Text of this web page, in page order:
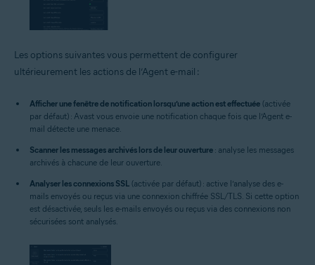
Les options suivantes vous permettent de configurer
ultérieurement les actions de l’Agent e-mail :
Afficher une fenêtre de notification lorsqu’une action est effectuée (activée
par défaut) : Avast vous envoie une notification chaque fois que l’Agent e-
mail détecte une menace.
Scanner les messages archivés lors de leur ouverture : analyse les messages
archivés à chacune de leur ouverture.
Analyser les connexions SSL (activée par défaut) : active l’analyse des e-
mails envoyés ou reçus via une connexion chiffrée SSL/TLS. Si cette option
est désactivée, seuls les e-mails envoyés ou reçus via des connexions non
sécurisées sont analysés.